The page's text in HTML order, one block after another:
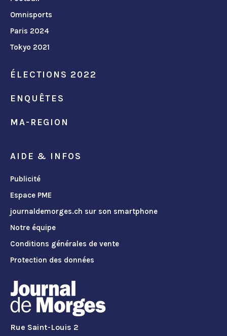
Omnisports
Paris 2024
Tokyo 2021
ÉLECTIONS 2022
ENQUÊTES
MA-REGION
AIDE & INFOS
Publicité
Espace PME
journaldemorges.ch sur son smartphone
Notre équipe
Conditions générales de vente
Protection des données
Rue Saint-Louis 2